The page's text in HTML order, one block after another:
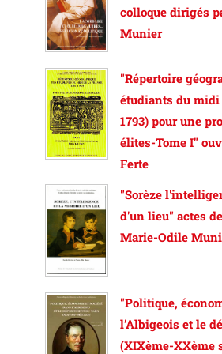
colloque dirigés
Munier
"Répertoire
étudiants du midi
1793) pour une
élites-Tome I"
Ferte
"Sorèze
d'un lieu" actes
Marie-Odile
"Politique,
l’Albigeois et le
(XIXème-XXème